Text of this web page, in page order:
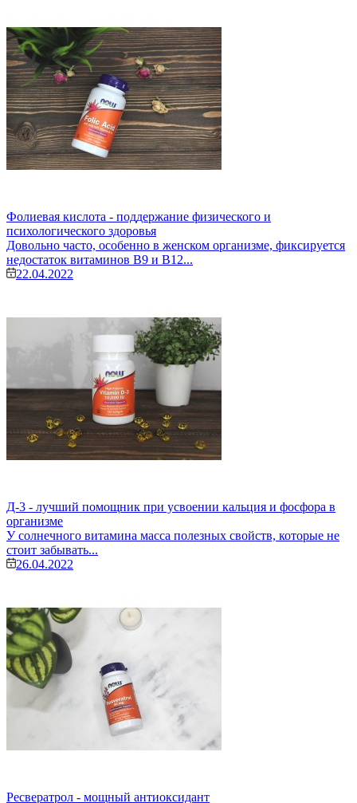
Фолиевая кислота - поддержание физического и
психологического здоровья
Довольно часто, особенно в женском организме, фиксируется
недостаток витаминов В9 и В12...
22.04.2022
Д-3 - лучший помощник при усвоении кальция и фосфора в
организме
У солнечного витамина масса полезных свойств, которые не
стоит забывать...
26.04.2022
Ресвератрол - мощный антиоксидант